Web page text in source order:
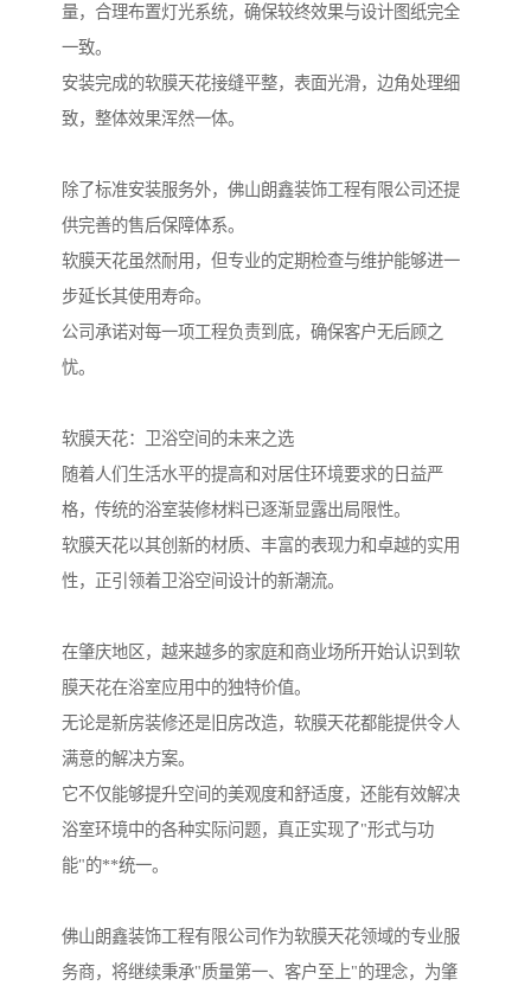
量，合理布置灯光系统，确保较终效果与设计图纸完全
一致。
安装完成的软膜天花接缝平整，表面光滑，边角处理细
致，整体效果浑然一体。
除了标准安装服务外，佛山朗鑫装饰工程有限公司还提
供完善的售后保障体系。
软膜天花虽然耐用，但专业的定期检查与维护能够进一
步延长其使用寿命。
公司承诺对每一项工程负责到底，确保客户无后顾之
忧。
软膜天花：卫浴空间的未来之选
随着人们生活水平的提高和对居住环境要求的日益严
格，传统的浴室装修材料已逐渐显露出局限性。
软膜天花以其创新的材质、丰富的表现力和卓越的实用
性，正引领着卫浴空间设计的新潮流。
在肇庆地区，越来越多的家庭和商业场所开始认识到软
膜天花在浴室应用中的独特价值。
无论是新房装修还是旧房改造，软膜天花都能提供令人
满意的解决方案。
它不仅能够提升空间的美观度和舒适度，还能有效解决
浴室环境中的各种实际问题，真正实现了"形式与功
能"的**统一。
佛山朗鑫装饰工程有限公司作为软膜天花领域的专业服
务商，将继续秉承"质量第一、客户至上"的理念，为肇